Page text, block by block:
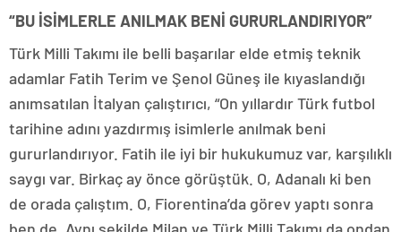
“BU İSİMLERLE ANILMAK BENİ GURURLANDIRIYOR”
Türk Milli Takımı ile belli başarılar elde etmiş teknik
adamlar Fatih Terim ve Şenol Güneş ile kıyaslandığı
anımsatılan İtalyan çalıştırıcı, “On yıllardır Türk futbol
tarihine adını yazdırmış isimlerle anılmak beni
gururlandırıyor. Fatih ile iyi bir hukukumuz var, karşılıklı
saygı var. Birkaç ay önce görüştük. O, Adanalı ki ben
de orada çalıştım. O, Fiorentina’da görev yaptı sonra